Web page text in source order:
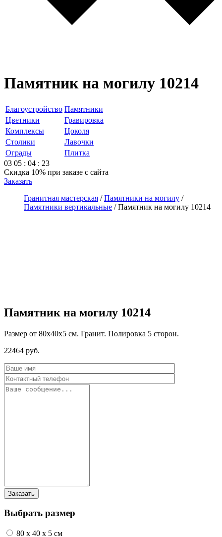
Памятник на могилу 10214
Благоустройство Памятники
Цветники
Гравировка
Комплексы
Цоколя
Столики
Лавочки
Ограды
Плитка
03 05 : 04 : 23
Скидка 10% при заказе с сайта
Заказать
Гранитная мастерская /Памятники на могилу /
Памятники вертикальные /Памятник на могилу 10214
Памятник на могилу 10214
Размер от 80х40х5 см. Гранит. Полировка 5 сторон.
22464 руб.
Выбрать размер
80 x 40 x 5 см